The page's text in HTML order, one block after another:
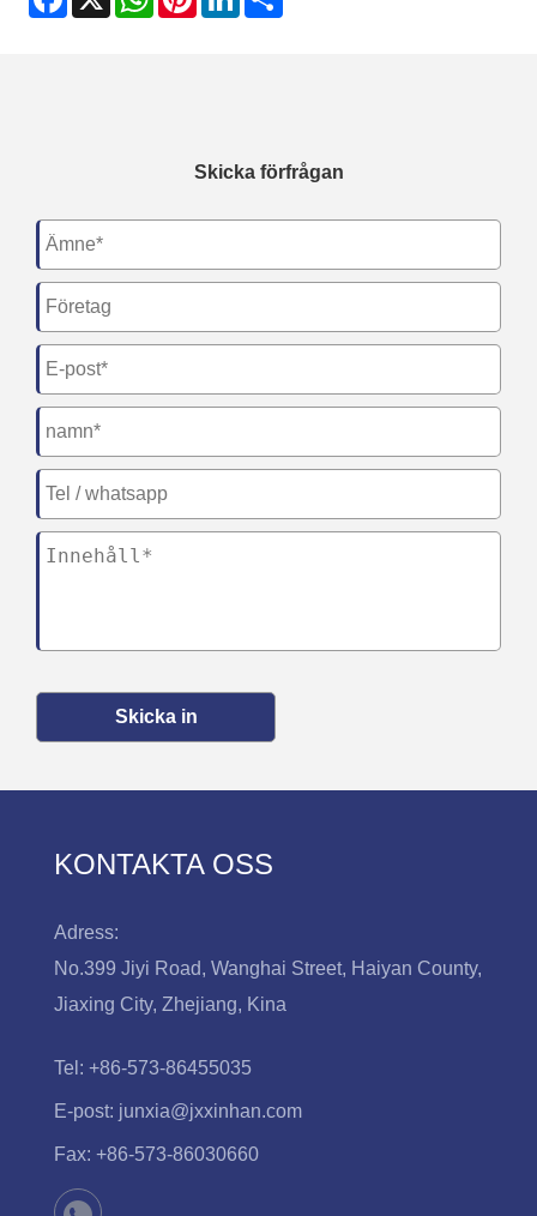
Skicka förfrågan
Skicka in
KONTAKTA OSS
Adress:
No.399 Jiyi Road, Wanghai Street, Haiyan County,
Jiaxing City, Zhejiang, Kina
Tel: +86-573-86455035
E-post: junxia@jxxinhan.com
Fax: +86-573-86030660